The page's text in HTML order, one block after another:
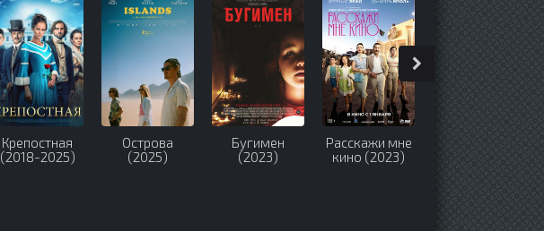
Крепостная
(2018-2025)
Острова
(2025)
Бугимен
(2023)
Расскажи мне
кино (2023)
Новенький
(2023)